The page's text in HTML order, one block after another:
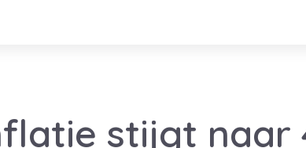
stijgt naar